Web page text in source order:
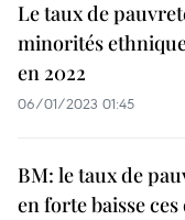
Le taux de
minorités
en 2022
06/01/2023 01:45
BM: le taux de
en forte baisse